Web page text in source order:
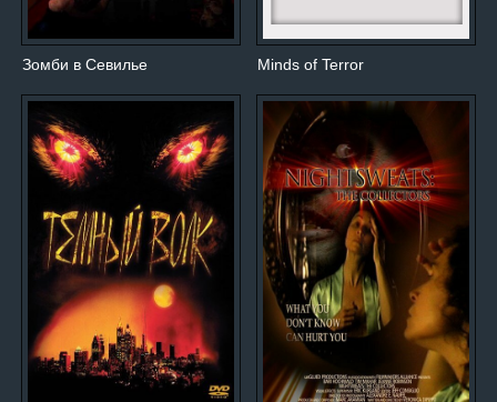
Зомби в Севилье Minds of Terror